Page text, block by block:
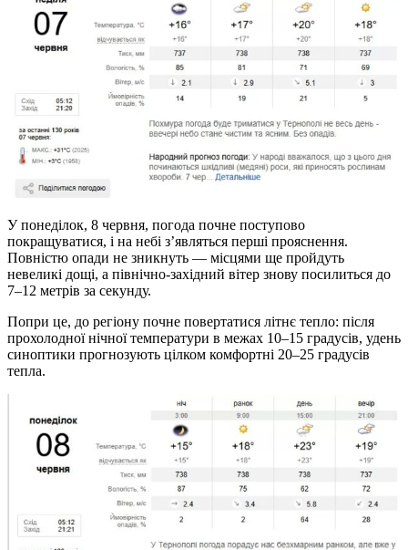
У понеділок, 8 червня, погода почне поступово
покращуватися, і на небі з’являться перші прояснення.
Повністю опади не зникнуть — місцями ще пройдуть
невеликі дощі, а північно-західний вітер знову посилиться до
7–12 метрів за секунду.
Попри це, до регіону почне повертатися літнє тепло: після
прохолодної нічної температури в межах 10–15 градусів, удень
синоптики прогнозують цілком комфортні 20–25 градусів
тепла.